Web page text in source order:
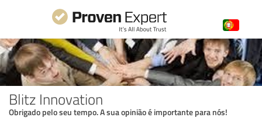
Blitz Innovation
Obrigado pelo seu tempo. A sua opinião é importante para nós!